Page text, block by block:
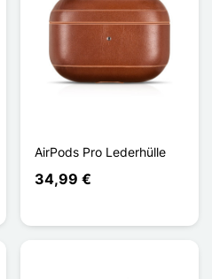
AirPods Pro Lederhülle
34,99 €